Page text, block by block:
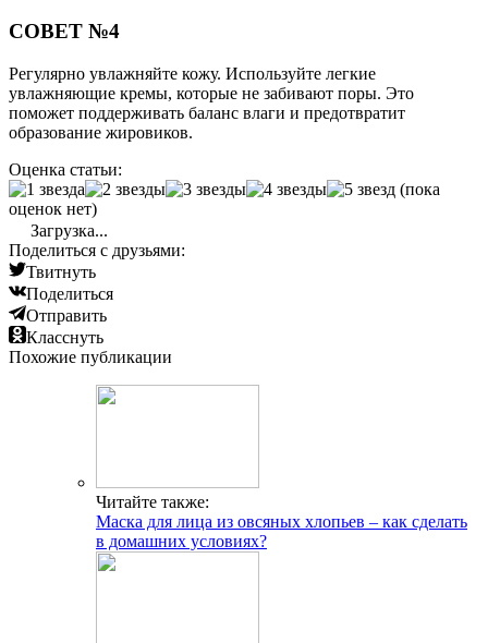
СОВЕТ №4
Регулярно увлажняйте кожу. Используйте легкие
увлажняющие кремы, которые не забивают поры. Это
поможет поддерживать баланс влаги и предотвратит
образование жировиков.
Оценка статьи:
(пока
оценок нет)
Загрузка...
Поделиться с друзьями:
Твитнуть
Поделиться
Отправить
Класснуть
Похожие публикации
Читайте также:
Маска для лица из овсяных хлопьев – как сделать
в домашних условиях?